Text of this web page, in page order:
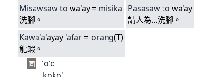
Misawsawto wa'ay = misika
洗腳。
Pasasawto wa'ay
請人為…洗腳。
Kawa'a'ayay 'afar= 'orang(T)
龍蝦。
同
'o'o